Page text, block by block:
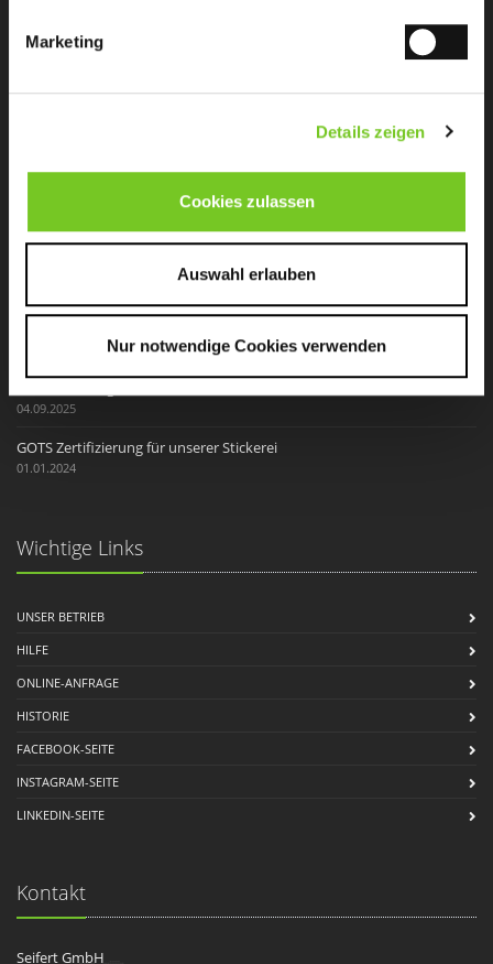
Marketing
Details zeigen
Cookies zulassen
Auswahl erlauben
Nur notwendige Cookies verwenden
Mit bester Qualität, viel Kreativität und einer breitgefächerten
Angebotspalette hat sich die Stickerei Seifert einen Namen
gemacht.
Aktuelles
Seifert GmbH unterstützt die HAKRO Merlins Crailsheim in den
04.09.2025
GOTS Zertifizierung für unserer Stickerei
01.01.2024
Wichtige Links
UNSER BETRIEB
HILFE
ONLINE-ANFRAGE
HISTORIE
FACEBOOK-SEITE
INSTAGRAM-SEITE
LINKEDIN-SEITE
Kontakt
Seifert GmbH